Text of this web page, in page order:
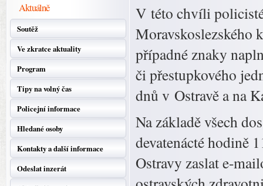
Aktuálně
Soutěž
Ve zkratce aktuality
Program
Tipy na volný čas
Policejní informace
Hledané osoby
Kontakty a další informace
Odeslat inzerát
V této chvíli
Moravskoslezského
případné znaky
či přestupkového
dnů v Ostravě a na
Na základě všech
devatenácté hodině
Ostravy zaslat e-